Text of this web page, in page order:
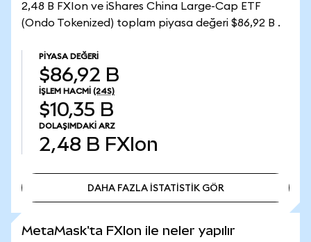
2,48 B FXIon ve iShares China Large-Cap ETF
(Ondo Tokenized) toplam piyasa değeri $86,92 B .
PIYASA DEĞERI
$86,92 B
İŞLEM HACMI (24S)
$10,35 B
DOLAŞIMDAKI ARZ
2,48 B FXIon
DAHA FAZLA İSTATİSTİK GÖR
MetaMask'ta FXIon ile neler yapılır